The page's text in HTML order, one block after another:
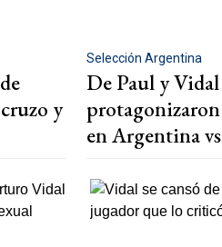
y
Selección Argentina
De Paul y Vidal
en Argentina